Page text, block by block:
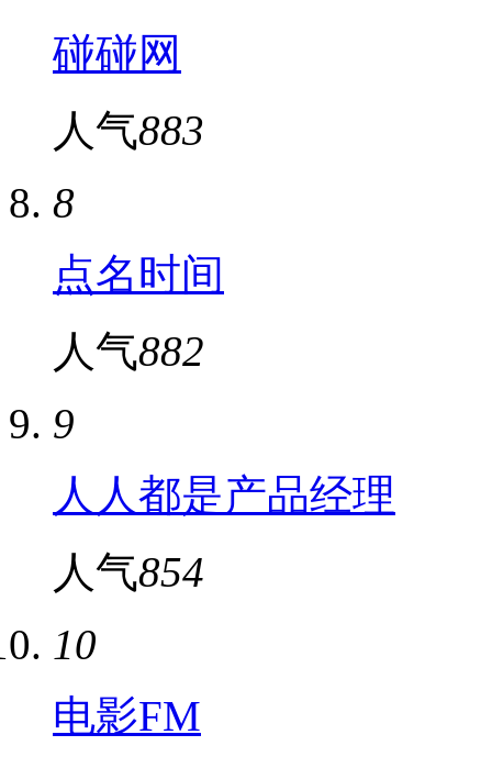
碰碰网
人气883
8
点名时间
人气882
9
人人都是产品经理
人气854
10
电影FM